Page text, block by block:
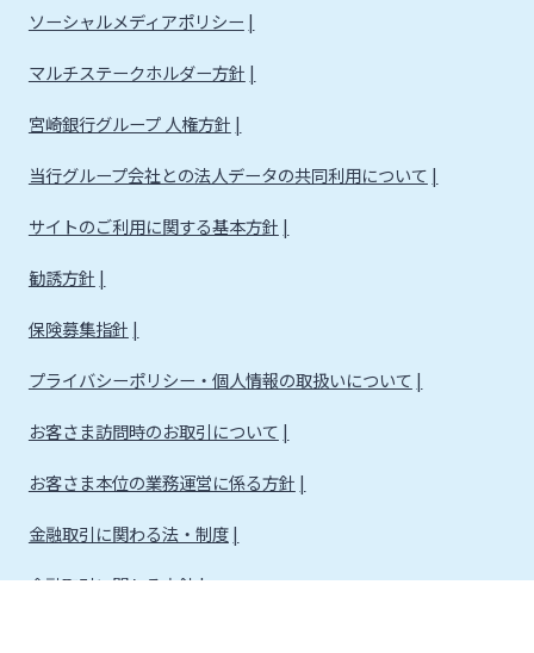
ソーシャルメディアポリシー
マルチステークホルダー方針
宮崎銀行グループ 人権方針
当行グループ会社との法人データの共同利用について
サイトのご利用に関する基本方針
勧誘方針
保険募集指針
プライバシーポリシー・個人情報の取扱いについて
お客さま訪問時のお取引について
お客さま本位の業務運営に係る方針
金融取引に関わる法・制度
金融取引に関わる方針